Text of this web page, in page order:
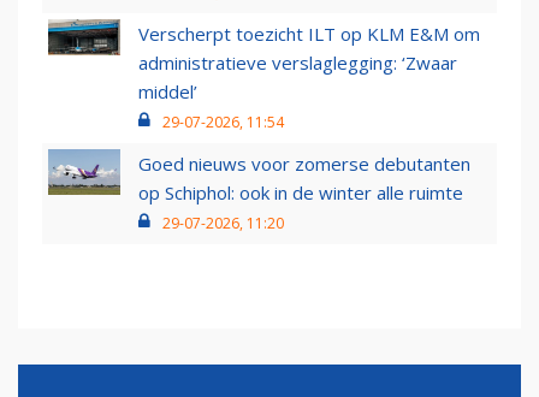
Verscherpt toezicht ILT op KLM E&M om
administratieve verslaglegging: ‘Zwaar
middel’
29-07-2026, 11:54
Goed nieuws voor zomerse debutanten
op Schiphol: ook in de winter alle ruimte
29-07-2026, 11:20